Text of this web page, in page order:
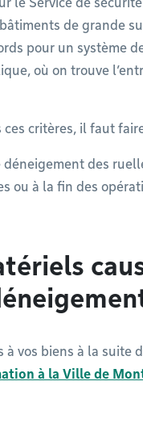
de grande
pour un système
où on trouve
critères, il faut
des
ou à la fin des
à vos biens à la suite
à la Ville de